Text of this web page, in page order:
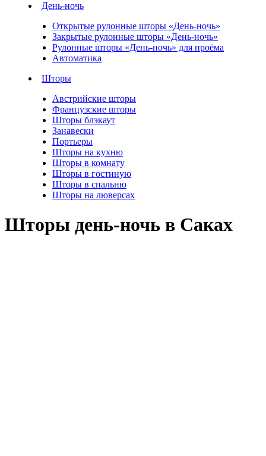
День-ночь
Открытые рулонные шторы «День-ночь»
Закрытые рулонные шторы «День-ночь»
Рулонные шторы «День-ночь» для проёма
Автоматика
Шторы
Австрийские шторы
Французские шторы
Шторы блэкаут
Занавески
Портьеры
Шторы на кухню
Шторы в комнату
Шторы в гостиную
Шторы в спальню
Шторы на люверсах
Шторы день-ночь в Саках